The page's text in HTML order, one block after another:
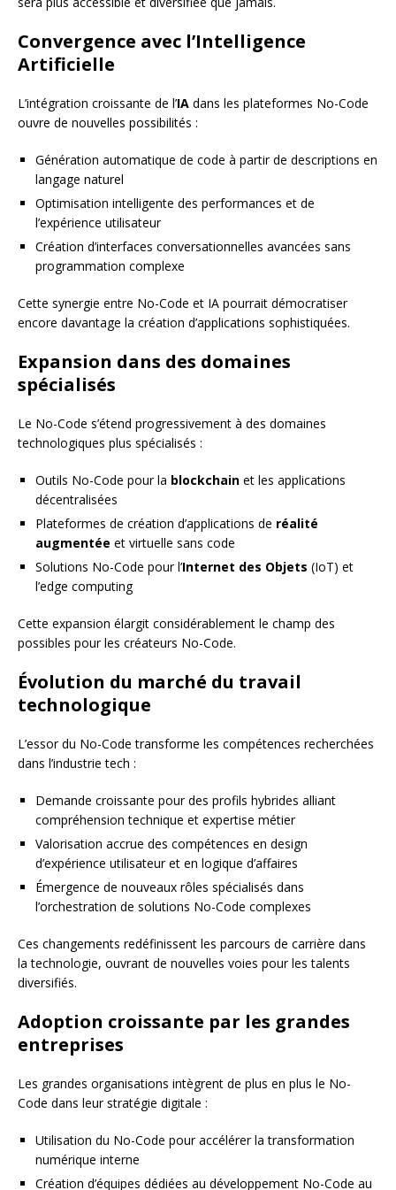
Convergence avec l’Intelligence
Artificielle
L’intégration croissante de l’IA dans les plateformes No-Code
ouvre de nouvelles possibilités :
Génération automatique de code à partir de descriptions en
langage naturel
Optimisation intelligente des performances et de
l’expérience utilisateur
Création d’interfaces conversationnelles avancées sans
programmation complexe
Cette synergie entre No-Code et IA pourrait démocratiser
encore davantage la création d’applications sophistiquées.
Expansion dans des domaines
spécialisés
Le No-Code s’étend progressivement à des domaines
technologiques plus spécialisés :
Outils No-Code pour la blockchain et les applications
décentralisées
Plateformes de création d’applications de réalité
augmentée et virtuelle sans code
Solutions No-Code pour l’Internet des Objets (IoT) et
l’edge computing
Cette expansion élargit considérablement le champ des
possibles pour les créateurs No-Code.
Évolution du marché du travail
technologique
L’essor du No-Code transforme les compétences recherchées
dans l’industrie tech :
Demande croissante pour des profils hybrides alliant
compréhension technique et expertise métier
Valorisation accrue des compétences en design
d’expérience utilisateur et en logique d’affaires
Émergence de nouveaux rôles spécialisés dans
l’orchestration de solutions No-Code complexes
Ces changements redéfinissent les parcours de carrière dans
la technologie, ouvrant de nouvelles voies pour les talents
diversifiés.
Adoption croissante par les grandes
entreprises
Les grandes organisations intègrent de plus en plus le No-
Code dans leur stratégie digitale :
Utilisation du No-Code pour accélérer la transformation
numérique interne
Création d’équipes dédiées au développement No-Code au